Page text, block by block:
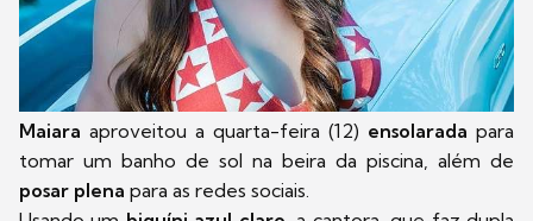
Maiara aproveitou a quarta-feira (12) ensolarada para
tomar um banho de sol na beira da piscina, além de
posar plena para as redes sociais.